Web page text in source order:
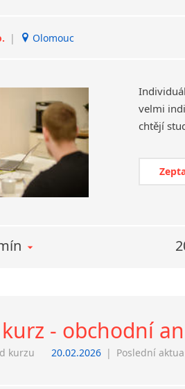
| Olomouc
velmi
- obchodní
kurzu 20.02.2026 | Poslední